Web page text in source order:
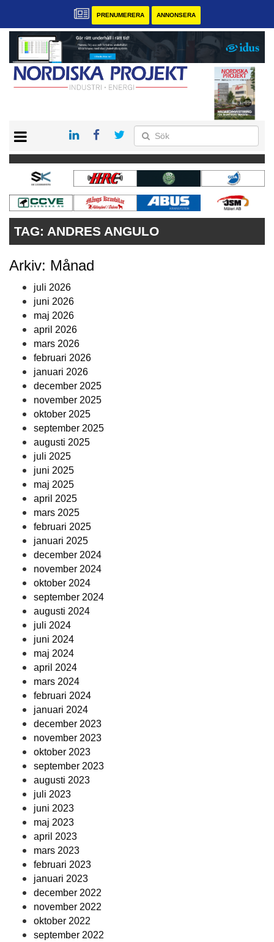
PRENUMERERA ANNONSERA
KONTAKT
VÅRA ANDRA MAGASIN
PRENUMERERA
ANNONSERA
TAG: ANDRES ANGULO
Arkiv: Månad
juli 2026
juni 2026
maj 2026
april 2026
mars 2026
februari 2026
januari 2026
december 2025
november 2025
oktober 2025
september 2025
augusti 2025
juli 2025
juni 2025
maj 2025
april 2025
mars 2025
februari 2025
januari 2025
december 2024
november 2024
oktober 2024
september 2024
augusti 2024
juli 2024
juni 2024
maj 2024
april 2024
mars 2024
februari 2024
januari 2024
december 2023
november 2023
oktober 2023
september 2023
augusti 2023
juli 2023
juni 2023
maj 2023
april 2023
mars 2023
februari 2023
januari 2023
december 2022
november 2022
oktober 2022
september 2022